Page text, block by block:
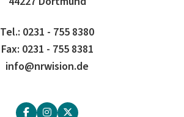
Tel.: 0231 - 755 8380
Fax: 0231 - 755 8381
info@nrwision.de